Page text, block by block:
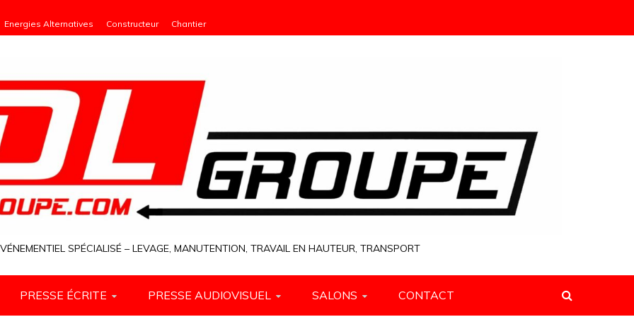
Energies Alternatives Constructeur Chantier
SPÉCIALISÉ – LEVAGE, MANUTENTION, TRAVAIL EN HAUTEUR, TRANSPORT
PRESSE ÉCRITE PRESSE AUDIOVISUEL SALONS CONTACT